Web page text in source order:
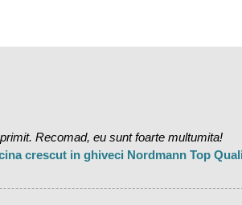
Recomad, eu sunt foarte multumita!
crescut in ghiveci Nordmann Top